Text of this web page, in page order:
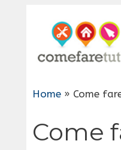
Home » Come
Come